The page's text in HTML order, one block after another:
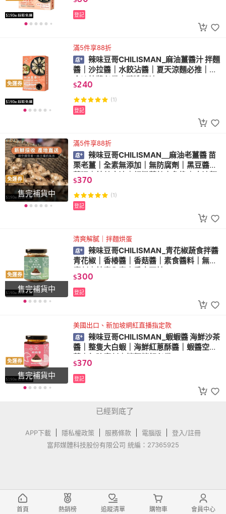
登記
免運券
滿5件享88折
辣味豆哥CHILISMAN_麻油薑醬汁 拌麵
醬｜沙拉醬｜水餃沾醬｜夏天涼麵必推｜輕
食沙拉醬必備｜釀造醬油
$240
(1)
登記
免運券
售完補貨中
滿5件享88折
辣味豆哥CHILISMAN＿麻油老薑醬 苗
栗老薑｜全素無添加｜無防腐劑｜黑豆醬油
薑泥｜純芝麻油｜細緻薑絲少負擔｜麻油麵
線
$370
(1)
登記
免運券
售完補貨中
清爽解膩｜拌麵烘蛋
辣味豆哥CHILISMAN_青花椒蔬食拌醬
青花椒｜香椿醬｜香菇醬｜素食醬料｜無防
$300
登記
免運券
售完補貨中
美國出口、新加坡網紅直播指定款
辣味豆哥CHILISMAN_蝦蝦醬 海鮮沙茶
醬｜整隻大白蝦｜海鮮紅蔥酥醬｜蝦醬空心
$370
登記
已經到底了
APP下載 隱私權政策 服務條款 電腦版
登入/註冊
富邦媒體科技股份有限公司 統編：27365925
首頁 熱銷榜 追蹤清單 購物車 會員中心